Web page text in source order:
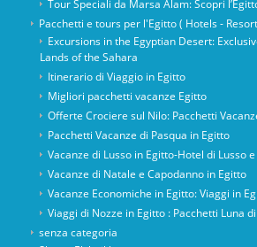
Tour Speciali da Marsa Alam: Scopri
Pacchetti e tours per l'Egitto ( Hotels -
Excursions in the Egyptian Desert:
Lands of the Sahara
Itinerario di Viaggio in Egitto
Migliori pacchetti vacanze Egitto
Offerte Crociere sul Nilo: Pacchetti
Pacchetti Vacanze di Pasqua in Egitto
Vacanze di Lusso in Egitto-Hotel di Lusso
Vacanze di Natale e Capodanno in Egitto
Vacanze Economiche in Egitto: Viaggi in
Viaggi di Nozze in Egitto : Pacchetti Luna
senza categoria